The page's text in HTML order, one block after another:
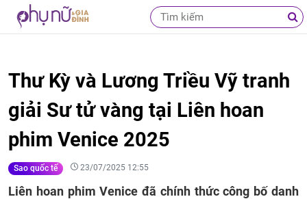
Thư Kỳ và Lương Triều Vỹ tranh
giải Sư tử vàng tại Liên hoan
phim Venice 2025
Sao quốc tế 23/07/2025 12:55
Liên hoan phim Venice đã chính thức công bố danh